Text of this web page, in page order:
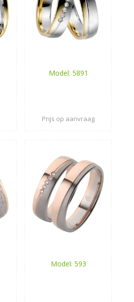
Model: 5891
Prijs op aanvraag
Model: 593